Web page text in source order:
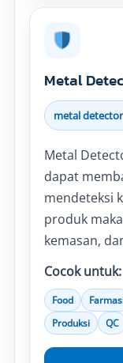
Metal
metal
Metal
dapat
mendeteksi
produk
kemasan,
Cocok untuk:
Food
Produksi
QC